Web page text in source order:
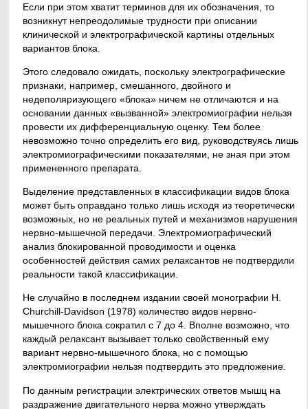
Если при этом хватит терминов для их обозначения, то
возникнут непреодолимые трудности при описании
клинической и электрографической картины отдельных
вариантов блока.
Этого следовало ожидать, поскольку электрографические
признаки, например, смешанного, двойного и
недеполяризующего «блока» ничем не отличаются и на
основании данных «вызванной» электромиографии нельзя
провести их дифференциальную оценку. Тем более
невозможно точно определить его вид, руководствуясь лишь
электромиографическими показателями, не зная при этом
примененного препарата.
Выделение представленных в классификации видов блока
может быть оправдано только лишь исходя из теоретически
возможных, но не реальных путей и механизмов нарушения
нервно-мышечной передачи. Электромиографический
анализ блокированной проводимости и оценка
особенностей действия самих релаксантов не подтвердили
реальности такой классификации.
Не случайно в последнем издании своей монографии Н.
Churсhill-Davidson (1978) количество видов нервно-
мышечного блока сократил с 7 до 4. Вполне возможно, что
каждый релаксант вызывает только свойственный ему
вариант нервно-мышечного блока, но с помощью
электромиографии нельзя подтвердить это предложение.
По данным регистрации электрических ответов мышц на
раздражение двигательного нерва можно утверждать